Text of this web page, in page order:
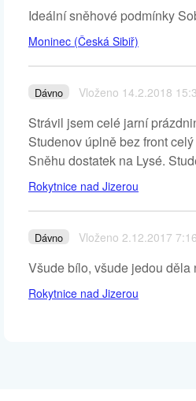
Ideální sněhové podmínky
Moninec (Česká Sibiř)
Dávno Vloženo 14.2.2018
Strávil jsem celé jarní
Studenov úplně bez front
Sněhu dostatek na Lysé.
Rokytnice nad Jizerou
Dávno Vloženo 2.12.2017 7:16
Všude bílo, všude jedou
Rokytnice nad Jizerou